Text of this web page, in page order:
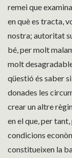
remei que
en què es tracta,
nostra; autoritat
bé, per molt
molt
qüestió és saber
donades les
crear un altre
en el que, per
condicions
constitueixen la